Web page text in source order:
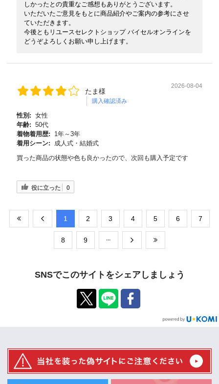
しかったとの貴重なご感想もありがとうございます。
いただいたご意見をもとに商品紹介やご案内の参考にさせ
ていただきます。
今後ともリユースセレクトショップ バイセルオンラインを
どうぞよろしくお願い申し上げます。
たま様
購入確認済み
2026-08-04
性別: 女性
年齢: 50代
着物着用歴:
1年～3年
着用シーン:
成人式・結婚式
買った商品の状態や色も良かったので、次回も購入予定です
役に立った 0
​1 ​2 ​3 ​4 ​5 ​6 ​7
​8 ​9
SNSでこのサイトをシェアしましょう